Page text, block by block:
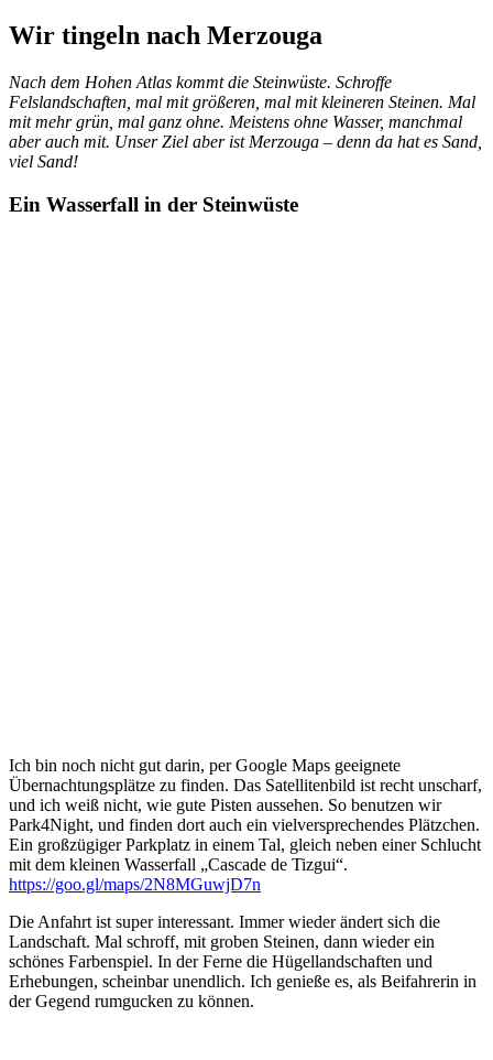
Wir tingeln nach Merzouga
Nach dem Hohen Atlas kommt die Steinwüste. Schroffe
Felslandschaften, mal mit größeren, mal mit kleineren Steinen. Mal
mit mehr grün, mal ganz ohne. Meistens ohne Wasser, manchmal
aber auch mit. Unser Ziel aber ist Merzouga – denn da hat es Sand,
viel Sand!
Ein Wasserfall in der Steinwüste
Ich bin noch nicht gut darin, per Google Maps geeignete
Übernachtungsplätze zu finden. Das Satellitenbild ist recht unscharf,
und ich weiß nicht, wie gute Pisten aussehen. So benutzen wir
Park4Night, und finden dort auch ein vielversprechendes Plätzchen.
Ein großzügiger Parkplatz in einem Tal, gleich neben einer Schlucht
mit dem kleinen Wasserfall „Cascade de Tizgui“.
https://goo.gl/maps/2N8MGuwjD7n
Die Anfahrt ist super interessant. Immer wieder ändert sich die
Landschaft. Mal schroff, mit groben Steinen, dann wieder ein
schönes Farbenspiel. In der Ferne die Hügellandschaften und
Erhebungen, scheinbar unendlich. Ich genieße es, als Beifahrerin in
der Gegend rumgucken zu können.